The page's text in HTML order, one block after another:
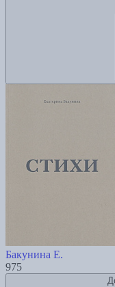
Бакунина Е.
975